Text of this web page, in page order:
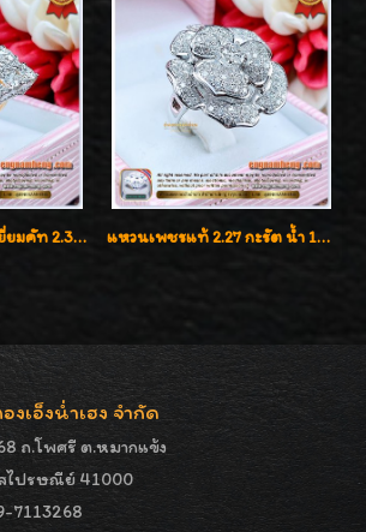
แหวนเพชรแท้ เบลเยี่ยมคัท 2.39 กะรัต น้ำ 98 F-Color/VVS ดีไซน์หน้ากว้างหรูเต็มนิ้ว แหวนเพชรแท้ 2.27 กะรัต น้ำ 100% เบลเยี่ยมคัท ลวดลายดอกกุหลาบหรู
เอ็งน่ำเฮง จำกัด
ถ.โพศรี ต.หมากแข้ง
สไปรษณีย์ 41000
7113268